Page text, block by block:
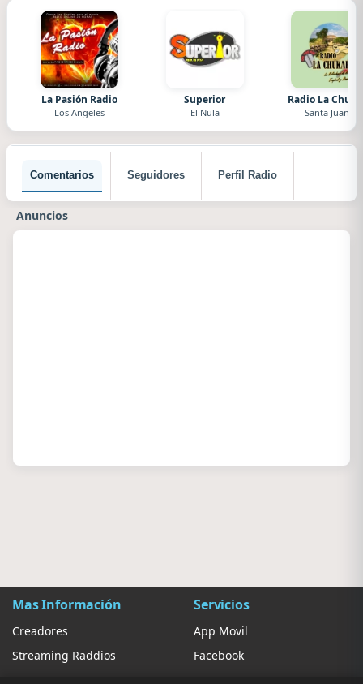
La Pasión Radio
Los Angeles
Superior
El Nula
Radio La
Santa Juana
Comentarios Seguidores Perfil Radio
Anuncios
Mas Información
Creadores
Streaming Raddios
Servicios
App Movil
Facebook